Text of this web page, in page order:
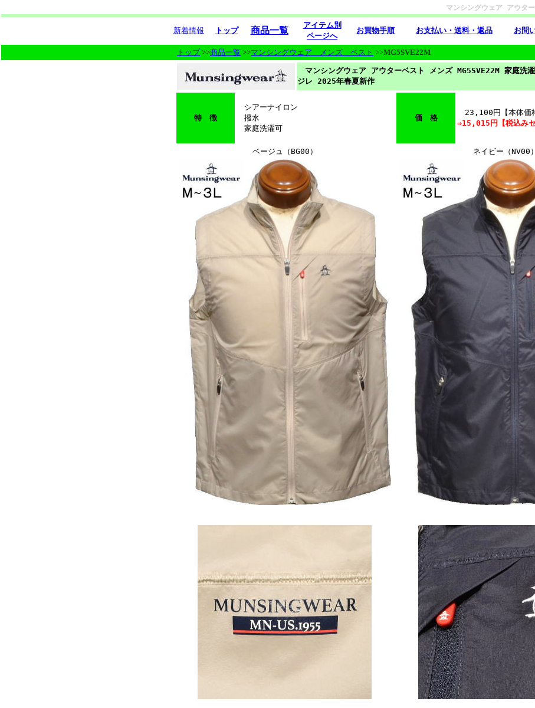
マンシングウェア アウタ
新着情報 トップ 商品一覧
アイテム別
ページへ
お買物手順 お支払い・送料・返品 お問
トップ>>商品一覧 >>マンシングウェア メンズ ベスト >>MG5SVE22M
マンシングウェア アウターベスト メンズ MG5SVE22M 家庭洗
ジレ 2025年春夏新作
特 徴
シアーナイロン
撥水
家庭洗濯可
価 格
23,100円【本体価
⇒15,015円【税込みセ
ベージュ（BG00） ネイビー（NV00）